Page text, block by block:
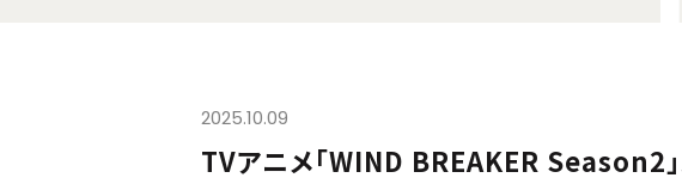
2025.10.09
TVアニメ「WIND BREAKER Season2